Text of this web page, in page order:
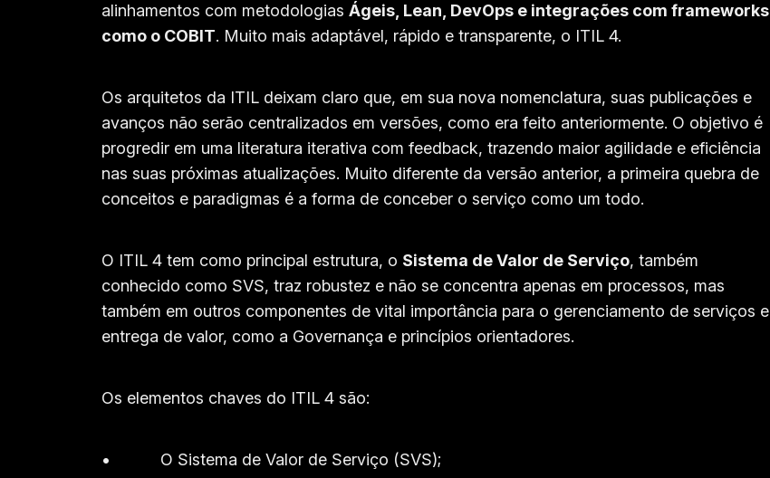
alinhamentos com metodologias Ágeis, Lean, DevOps e integrações com frameworks
como o COBIT. Muito mais adaptável, rápido e transparente, o ITIL 4.
Os arquitetos da ITIL deixam claro que, em sua nova nomenclatura, suas publicações e
avanços não serão centralizados em versões, como era feito anteriormente. O objetivo é
progredir em uma literatura iterativa com feedback, trazendo maior agilidade e eficiência
nas suas próximas atualizações. Muito diferente da versão anterior, a primeira quebra de
conceitos e paradigmas é a forma de conceber o serviço como um todo.
O ITIL 4 tem como principal estrutura, o Sistema de Valor de Serviço, também
conhecido como SVS, traz robustez e não se concentra apenas em processos, mas
também em outros componentes de vital importância para o gerenciamento de serviços e
entrega de valor, como a Governança e princípios orientadores.
Os elementos chaves do ITIL 4 são:
• O Sistema de Valor de Serviço (SVS);